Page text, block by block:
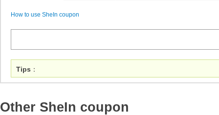
How to use SheIn coupon
Tips ：
Other SheIn coupon